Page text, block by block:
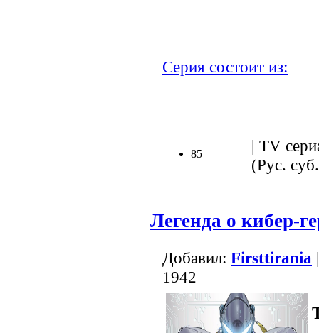
Серия состоит из:
85
| TV
(Рус.
Легенда о кибер-
Добавил: Firsttirania
1942